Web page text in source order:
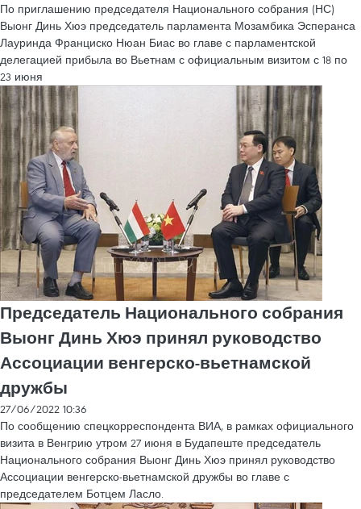
По приглашению председателя Национального собрания (НС)
Выонг Динь Хюэ председатель парламента Мозамбика Эсперанса
Лауринда Франциско Нюан Биас во главе с парламентской
делегацией прибыла во Вьетнам с официальным визитом с 18 по
23 июня
Председатель Национального собрания
Выонг Динь Хюэ принял руководство
Ассоциации венгерско-вьетнамской
дружбы
27/06/2022 10:36
По сообщению спецкорреспондента ВИА, в рамках официального
визита в Венгрию утром 27 июня в Будапеште председатель
Национального собрания Выонг Динь Хюэ принял руководство
Ассоциации венгерско-вьетнамской дружбы во главе с
председателем Ботцем Ласло.